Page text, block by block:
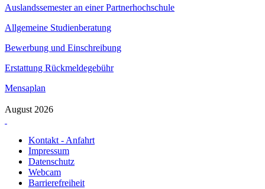
Auslandssemester an einer Partnerhochschule
Allgemeine Studienberatung
Bewerbung und Einschreibung
Erstattung Rückmeldegebühr
Mensaplan
August 2026
Kontakt - Anfahrt
Impressum
Datenschutz
Webcam
Barrierefreiheit